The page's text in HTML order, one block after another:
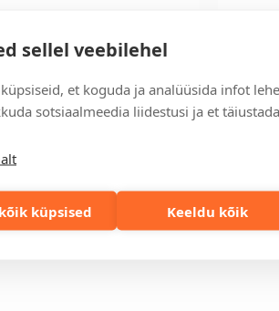
sellel veebilehel
et koguda ja analüüsida infot
sotsiaalmeedia liidestusi ja et
küpsised Keeldu kõik
Jälgi